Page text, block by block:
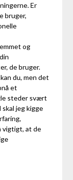
Er
bruger,
og
de bruger.
du, men det
et
steder svært
jeg kigge
vigtigt, at de